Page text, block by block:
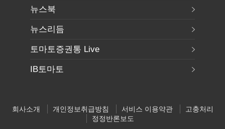
뉴스북
뉴스리듬
토마토증권통 Live
IB토마토
회사소개 개인정보취급방침 서비스 이용약관
고충처리
정정반론보도